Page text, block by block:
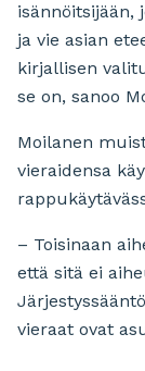
isännöitsijään,
ja vie asian
kirjallisen
se on, sanoo
Moilanen
vieraidensa
– Toisinaan
että sitä ei
vieraat ovat